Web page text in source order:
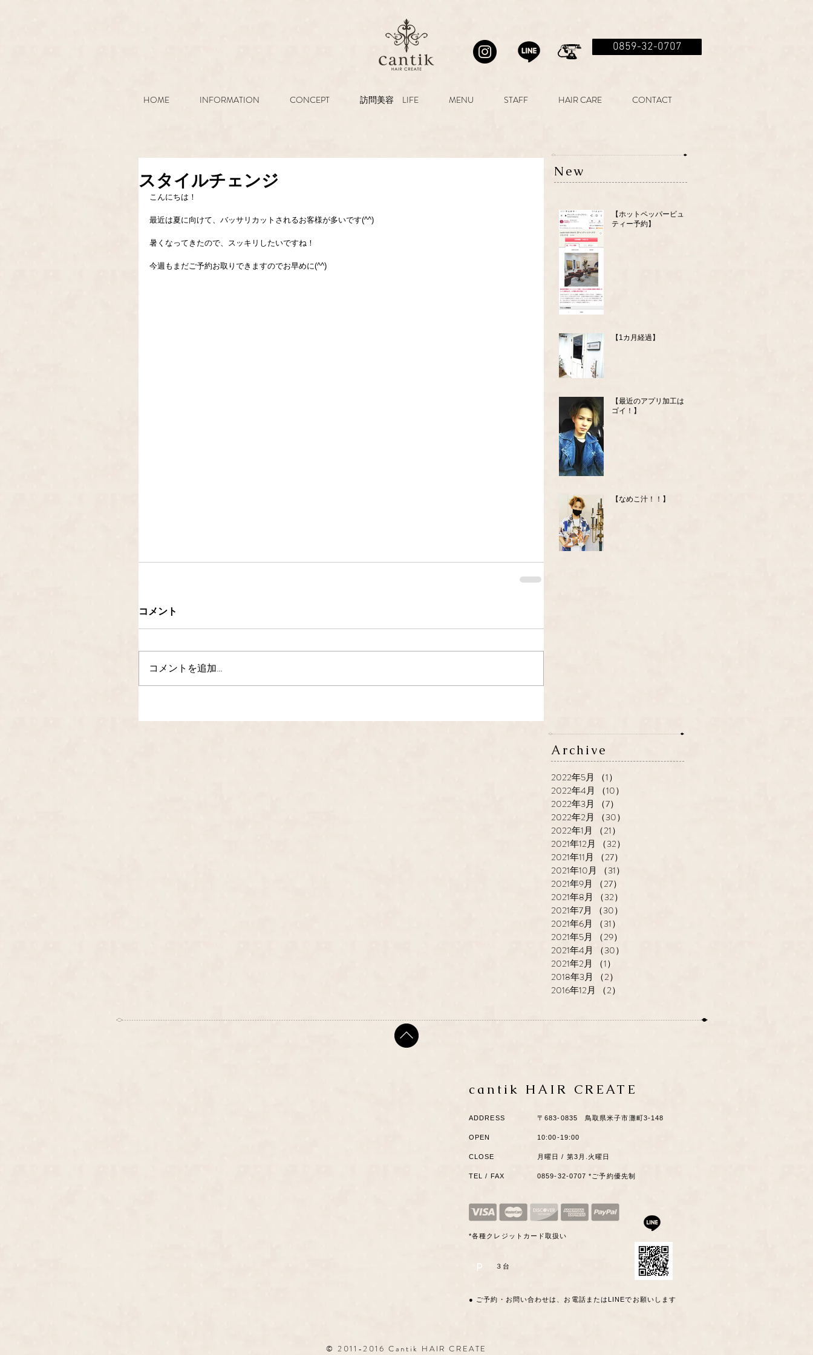
0859-32-0707
HOME INFORMATION CONCEPT 訪問美容 LIFE MENU STAFF HAIR CARE CONTACT
スタイルチェンジ
こんにちは！
最近は夏に向けて、バッサリカットされるお客様が多いです(^^)
暑くなってきたので、スッキリしたいですね！
今週もまだご予約お取りできますのでお早めに(^^)
コメント
コメントを追加…
New
【ホットペッパービュー
ティー予約】
【1カ月経過】
【最近のアプリ加工はス
ゴイ！】
【なめこ汁！！】
Archive
2022年5月 （1）
2022年4月
（10）
2022年3月
（7）
2022年2月
（30）
2022年1月
（21）
2021年12月
（32）
2021年11月
（27）
2021年10月
（31）
2021年9月
（27）
2021年8月
（32）
2021年7月
（30）
2021年6月
（31）
2021年5月
（29）
2021年4月
（30）
2021年2月
（1）
2018年3月
（2）
2016年12月
（2）
cantik HAIR CREATE
ADDRESS ​〒683-0835 鳥取県米子市灘町3-148
OPEN 10:00-19:00
CLOSE 月曜日 / 第3月.火曜日
TEL / FAX 0859-32-0707 *ご予約優先制
*各種クレジットカード取扱い
P ​３台
● ご予約・お問い合わせは、お電話またはLINEでお願いします
© 2011-2016 Cantik HAIR CREATE